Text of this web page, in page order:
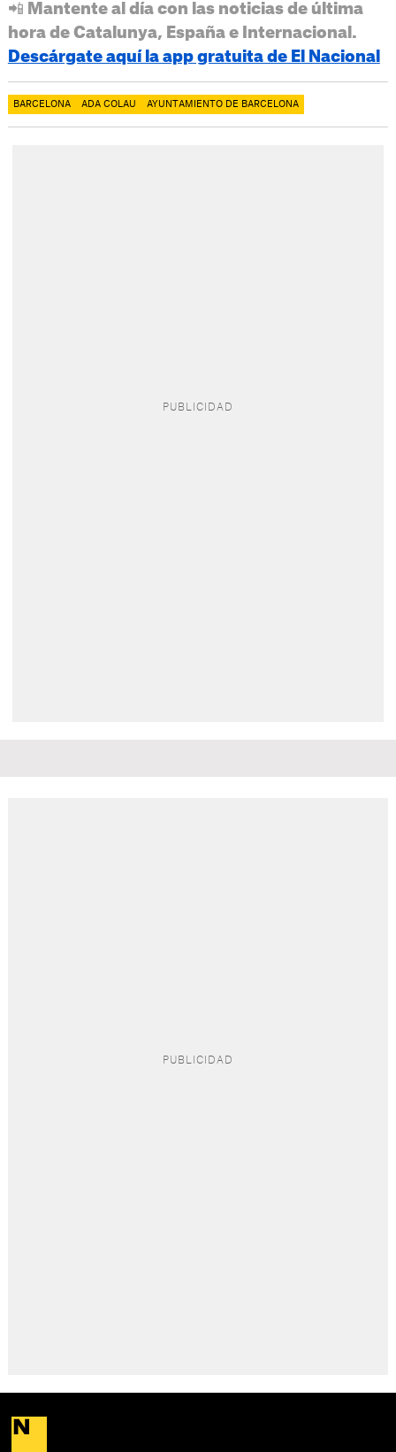
📲 Mantente al día con las noticias de última
hora de Catalunya, España e Internacional.
Descárgate aquí la app gratuita de El Nacional
BARCELONA ADA COLAU AYUNTAMIENTO DE BARCELONA